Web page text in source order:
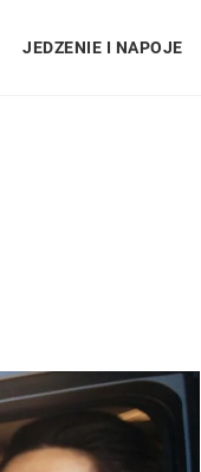
JEDZENIE I NAPOJE